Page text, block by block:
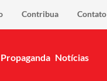
Contribua Contato
Notícias